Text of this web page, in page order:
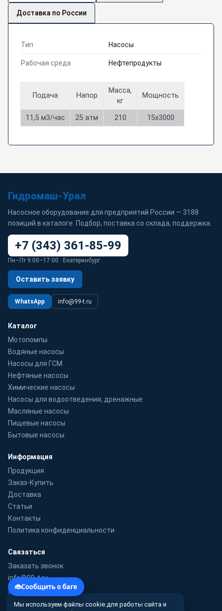
Доставка по России
Тип Насосы
Рабочая среда Нефтепродукты
Подача Напор
Масса,
кг
Мощность
11,5 м3/час 25 атм 210 15х3000
Гидромаш-Урал
Насосное оборудование для предприятий России — 3188
позиций в каталоге. Подбор, поставка со склада, поддержка.
+7 (343) 361-85-99
Пн–Пт 9:00–17:00 · Екатеринбург
Оставить заявку
WhatsApp info@99-t.ru
Каталог
Мотопомпы
Водяные насосы
Насосы для ГСМ
Нефтяные насосы
Химические насосы
Насосы для водоотведения, дренажные
Масляные насосы
Пищевые насосы
Бытовые насосы
Информация
Продукция
Заказ-Купить
Доставка
Статьи
Контакты
Политика конфиденциальности
Связаться
Заказать звонок
info@99-t.ru
WhatsApp
Мы используем файлы cookie для работы сайта и